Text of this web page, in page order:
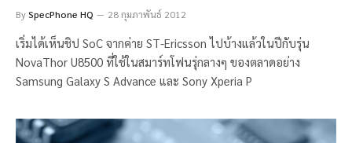
BySpecPhone HQ 28 กุมภาพันธ์ 2012
เริ่มได้เห็นชิป SoC จากค่าย ST-Ericsson ไปบ้างแล้วในปีกับรุ่น
NovaThor U8500 ที่ใช้ในสมาร์ทโฟนรุ่กลางๆ ของตลาดอย่าง
Samsung Galaxy S Advance และ Sony Xperia P